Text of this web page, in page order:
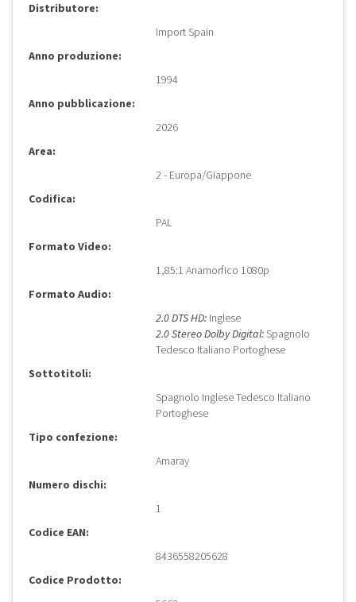
Distributore:
Import Spain
Anno produzione:
1994
Anno pubblicazione:
2026
Area:
2 - Europa/Giappone
Codifica:
PAL
Formato Video:
1,85:1 Anamorfico 1080p
Formato Audio:
2.0 DTS HD: Inglese
2.0 Stereo Dolby Digital: Spagnolo
Tedesco Italiano Portoghese
Sottotitoli:
Spagnolo Inglese Tedesco Italiano
Portoghese
Tipo confezione:
Amaray
Numero dischi:
1
Codice EAN:
8436558205628
Codice Prodotto: